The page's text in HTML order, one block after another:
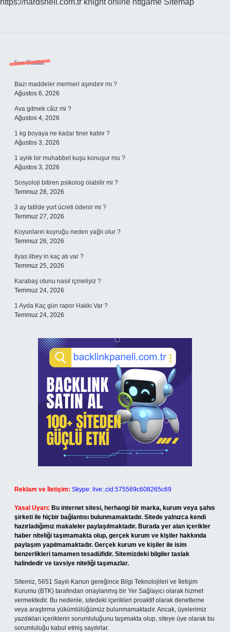
https://hardshell.com.tr knight online nttgame Sitemap
Sidebar
Son Yazılar
Bazı maddeler mermeri aşındırır mı ?
Ağustos 6, 2026
Ava gitmek câiz mi ?
Ağustos 4, 2026
1 kg boyaya ne kadar tiner katılır ?
Ağustos 3, 2026
1 aylık bir muhabbet kuşu konuşur mu ?
Ağustos 3, 2026
Sosyoloji bitiren psikolog olabilir mi ?
Temmuz 28, 2026
3 ay tatilde yurt ücreti ödenir mi ?
Temmuz 27, 2026
Koyunların kuyruğu neden yağlı olur ?
Temmuz 26, 2026
Ilyas ilbey in kaç atı var ?
Temmuz 25, 2026
Karabaş otunu nasıl içmeliyiz ?
Temmuz 24, 2026
1 Ayda Kaç gün rapor Hakkı Var ?
Temmuz 24, 2026
Reklam ve İletişim: Skype: live:.cid.575569c608265c69
Yasal Uyarı: Bu internet sitesi, herhangi bir marka, kurum veya şahıs
şirketi ile hiçbir bağlantısı bulunmamaktadır. Sitede yalnızca kendi
hazırladığımız makaleler paylaşılmaktadır. Burada yer alan içerikler
haber niteliği taşımamakta olup, gerçek kurum ve kişiler hakkında
paylaşım yapılmamaktadır. Gerçek kurum ve kişiler ile isim
benzerlikleri tamamen tesadüfidir. Sitemizdeki bilgiler taslak
halindedir ve tavsiye niteliği taşımazlar.
Sitemiz, 5651 Sayılı Kanun gereğince Bilgi Teknolojileri ve İletişim
Kurumu (BTK) tarafından onaylanmış bir Yer Sağlayıcı olarak hizmet
vermektedir. Bu nedenle, sitedeki içerikleri proaktif olarak denetleme
veya araştırma yükümlülüğümüz bulunmamaktadır. Ancak, üyelerimiz
yazdıkları içeriklerin sorumluluğunu taşımakta olup, siteye üye olarak bu
sorumluluğu kabul etmiş sayılırlar.